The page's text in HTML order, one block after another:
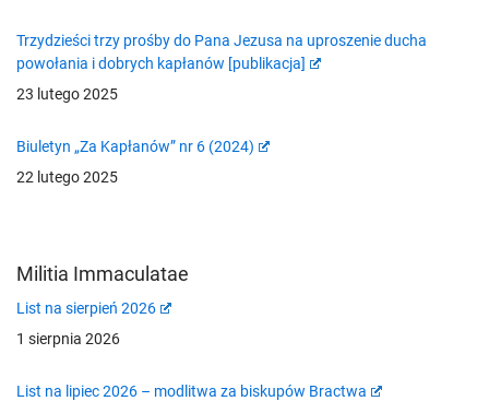
Trzydzieści trzy prośby do Pana Jezusa na uproszenie ducha
powołania i dobrych kapłanów [publikacja]
23 lutego 2025
Biuletyn „Za Kapłanów” nr 6 (2024)
22 lutego 2025
Militia Immaculatae
List na sierpień 2026
1 sierpnia 2026
List na lipiec 2026 – modlitwa za biskupów Bractwa